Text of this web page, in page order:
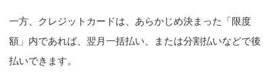
一方、クレジットカードは、あらかじめ決まった「限度
額」内であれば、翌月一括払い、または分割払いなどで後
払いできます。